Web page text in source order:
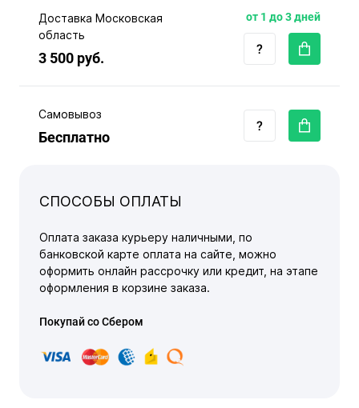
Доставка Московская
область
3 500 руб.
от 1 до 3 дней
Самовывоз
Бесплатно
СПОСОБЫ ОПЛАТЫ
Оплата заказа курьеру наличными, по
банковской карте оплата на сайте, можно
оформить онлайн рассрочку или кредит, на этапе
оформления в корзине заказа.
Покупай со Сбером